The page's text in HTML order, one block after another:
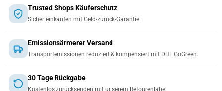
Trusted Shops Käuferschutz
Sicher einkaufen mit Geld-zurück-Garantie.
Emissionsärmerer Versand
Transportemissionen reduziert & kompensiert mit DHL GoGreen.
30 Tage Rückgabe
Kostenlos zurücksenden mit unserem Retourenlabel.